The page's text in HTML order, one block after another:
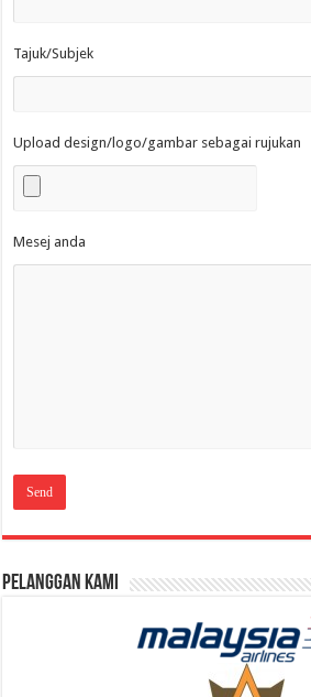
Tajuk/Subjek
Upload design/logo/gambar sebagai rujukan
Mesej anda
Pelanggan Kami